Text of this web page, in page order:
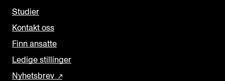
Studier
Kontakt oss
Finn ansatte
Ledige stillinger
Nyhetsbrev